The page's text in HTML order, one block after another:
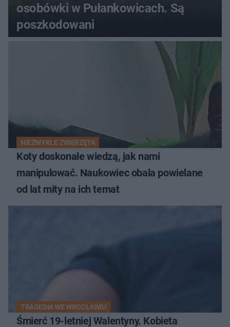
osobówki w Pułankowicach. Są
poszkodowani
NIEZWYKŁE ZWIERZĘTA
Koty doskonale wiedzą, jak nami
manipulować. Naukowiec obala powielane
od lat mity na ich temat
TRAGEDIA WE WROCŁAWIU
Śmierć 19-letniej Walentyny. Kobieta